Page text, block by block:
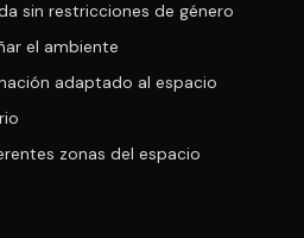
sin restricciones de género
el ambiente
adaptado al espacio
zonas del espacio